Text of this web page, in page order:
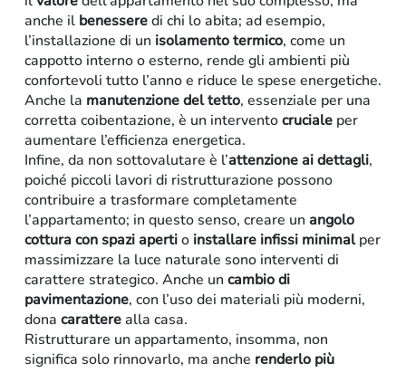
Arredo-contract
anche il benesseredi chi lo abita; ad esempio,
l’installazione di un isolamento termico, come un
cappotto interno o esterno, rende gli ambienti più
confortevoli tutto l’anno e riduce le spese energetiche.
Anche la manutenzione del tetto, essenziale per una
corretta coibentazione, è un interventocrucialeper
aumentare l’efficienza energetica.
Infine, da non sottovalutare è l’attenzione ai dettagli,
poiché piccoli lavori di ristrutturazione possono
contribuire a trasformare completamente
l’appartamento; in questo senso, creare un angolo
cottura con spazi apertio installare infissi minimalper
massimizzare la luce naturale sono interventi di
carattere strategico. Anche un cambio di
pavimentazione, con l’uso dei materiali più moderni,
dona caratterealla casa.
Ristrutturare un appartamento, insomma, non
significa solo rinnovarlo, ma anche renderlo più